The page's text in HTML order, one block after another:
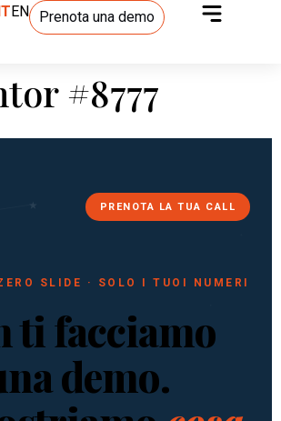
EN Prenota una demo
#8777
PRENOTA LA TUA CALL
SLIDE · SOLO I TUOI NUMERI
ti facciamo
demo.